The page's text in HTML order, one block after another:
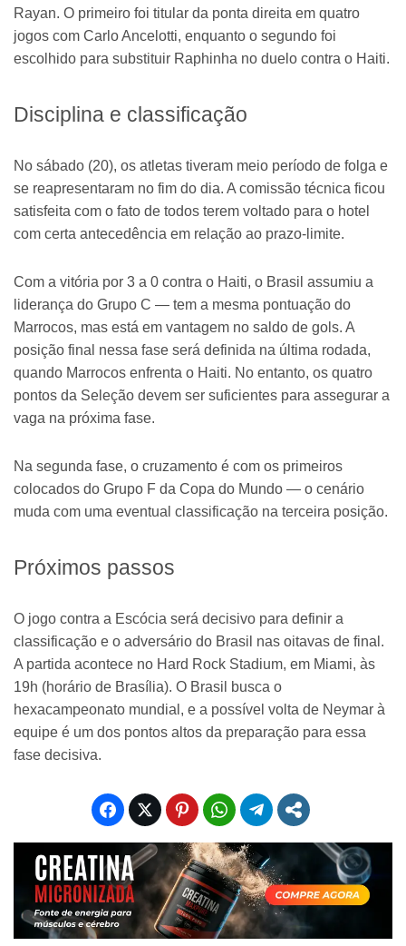
Rayan. O primeiro foi titular da ponta direita em quatro
jogos com Carlo Ancelotti, enquanto o segundo foi
escolhido para substituir Raphinha no duelo contra o Haiti.
Disciplina e classificação
No sábado (20), os atletas tiveram meio período de folga e
se reapresentaram no fim do dia. A comissão técnica ficou
satisfeita com o fato de todos terem voltado para o hotel
com certa antecedência em relação ao prazo-limite.
Com a vitória por 3 a 0 contra o Haiti, o Brasil assumiu a
liderança do Grupo C — tem a mesma pontuação do
Marrocos, mas está em vantagem no saldo de gols. A
posição final nessa fase será definida na última rodada,
quando Marrocos enfrenta o Haiti. No entanto, os quatro
pontos da Seleção devem ser suficientes para assegurar a
vaga na próxima fase.
Na segunda fase, o cruzamento é com os primeiros
colocados do Grupo F da Copa do Mundo — o cenário
muda com uma eventual classificação na terceira posição.
Próximos passos
O jogo contra a Escócia será decisivo para definir a
classificação e o adversário do Brasil nas oitavas de final.
A partida acontece no Hard Rock Stadium, em Miami, às
19h (horário de Brasília). O Brasil busca o
hexacampeonato mundial, e a possível volta de Neymar à
equipe é um dos pontos altos da preparação para essa
fase decisiva.